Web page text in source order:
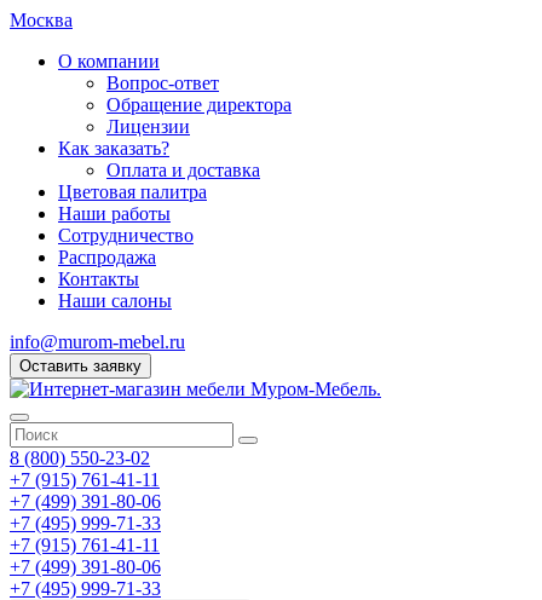
Москва
О компании
Вопрос-ответ
Обращение директора
Лицензии
Как заказать?
Оплата и доставка
Цветовая палитра
Наши работы
Сотрудничество
Распродажа
Контакты
Наши салоны
info@murom-mebel.ru
Оставить заявку
8 (800) 550-23-02
+7 (915) 761-41-11
+7 (499) 391-80-06
+7 (495) 999-71-33
+7 (915) 761-41-11
+7 (499) 391-80-06
+7 (495) 999-71-33